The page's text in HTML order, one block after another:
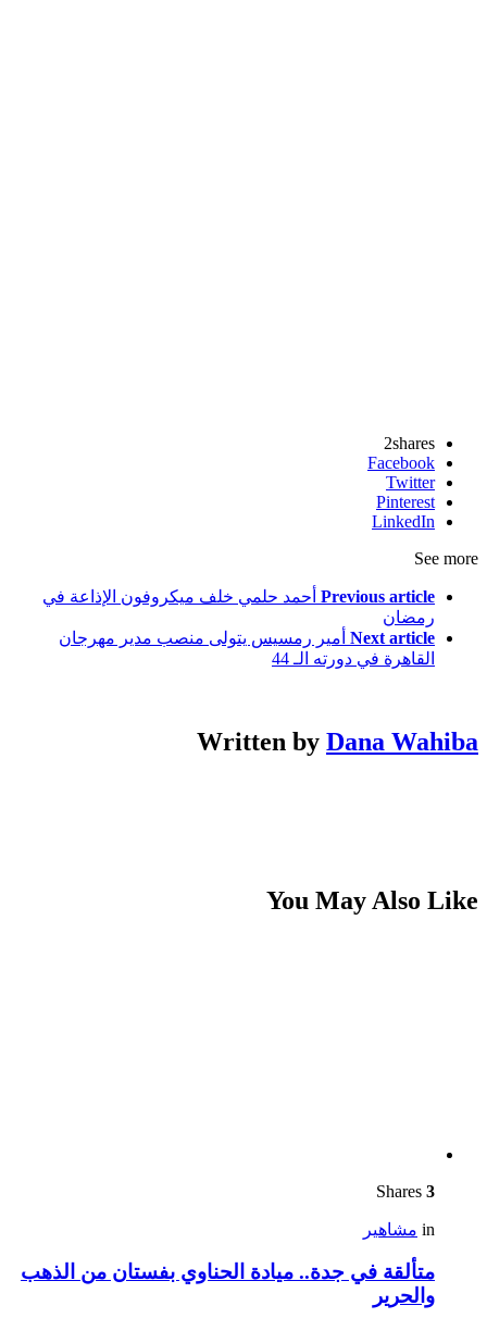
2shares
Facebook
Twitter
Pinterest
LinkedIn
See more
Previous article أحمد حلمي خلف ميكروفون الإذاعة في
رمضان
Next article أمير رمسيس يتولى منصب مدير مهرجان
القاهرة في دورته الـ 44
Written by Dana Wahiba
You May Also Like
3
in مشاهير
متألقة في جدة.. ميادة الحناوي بفستان من الذهب
والحرير